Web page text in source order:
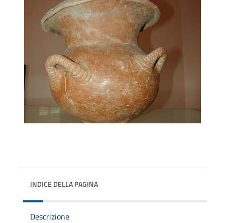
INDICE DELLA PAGINA
Descrizione